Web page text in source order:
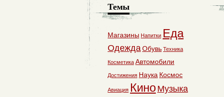
Темы
Магазины Напитки Еда
ОдеждаОбувь Техника
Косметика Автомобили
Достижения Наука Космос
Авиация Кино Музыка